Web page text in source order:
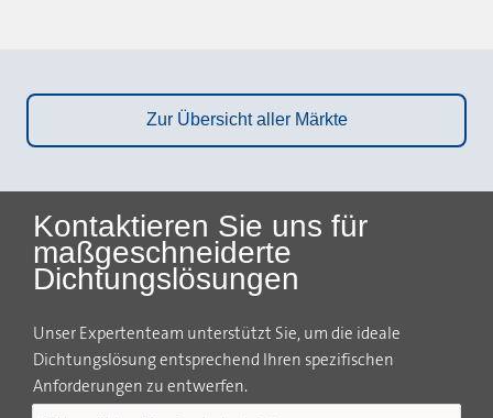
Zur Übersicht aller Märkte
Kontaktieren Sie uns für
maßgeschneiderte
Dichtungslösungen
Unser Expertenteam unterstützt Sie, um die ideale
Dichtungslösung entsprechend Ihren spezifischen
Anforderungen zu entwerfen.